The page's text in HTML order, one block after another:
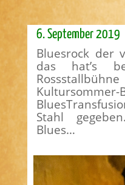
6. September 2019
Bluesrock der
das hat’s
Stahl
Blues…